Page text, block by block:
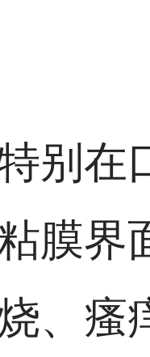
别在
膜界
、瘙